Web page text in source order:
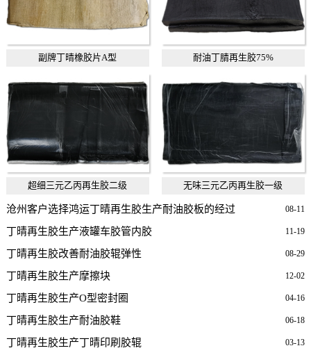
副牌丁晴橡胶片A型 耐油丁腈再生胶75%
超细三元乙丙再生胶二级 无味三元乙丙再生胶一级
08-11
沧州客户选择鸿运丁晴再生胶生产耐油胶板的经过
11-19
丁晴再生胶生产液罐车胶管内胶
08-29
丁晴再生胶改善耐油胶辊弹性
12-02
丁晴再生胶生产摩擦块
04-16
丁晴再生胶生产O型密封圈
06-18
丁晴再生胶生产耐油胶鞋
03-13
丁晴再生胶生产丁晴印刷胶辊